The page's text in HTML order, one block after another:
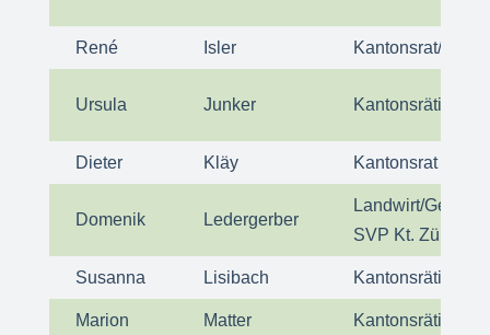
René Isler Kantonsrat/
Ursula Junker Kantonsrätin/
Dieter Kläy Kantonsrat
Domenik Ledergerber
Landwirt/
SVP Kt. Zürich
Susanna Lisibach Kantonsrätin
Marion Matter Kantonsrätin/